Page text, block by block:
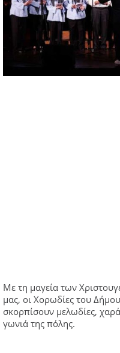
Με τη μαγεία των
μας, οι Χορωδίες του
σκορπίσουν μελωδίες,
γωνιά της πόλης.